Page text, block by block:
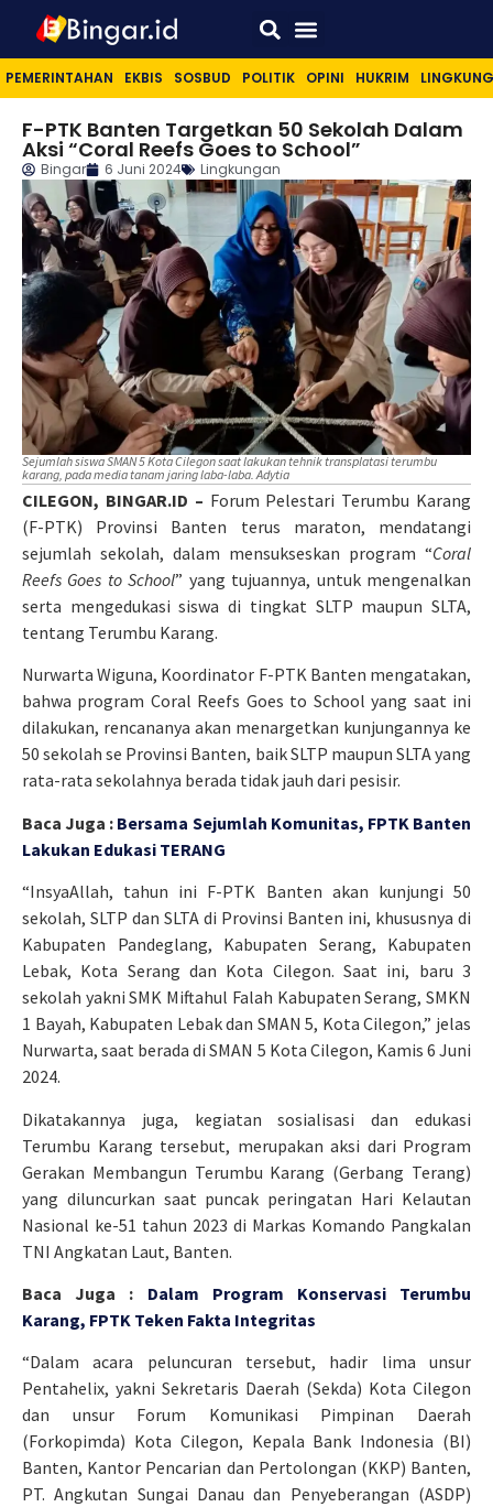
PEMERINTAHAN EKBIS SOSBUD POLITIK OPINI HUKRIM
F-PTK Banten Targetkan 50 Sekolah Dalam
Aksi “Coral Reefs Goes to School”
Bingar 6 Juni 2024 Lingkungan
Sejumlah siswa SMAN 5 Kota Cilegon saat lakukan tehnik transplatasi terumbu
karang, pada media tanam jaring laba-laba. Adytia
CILEGON, BINGAR.ID – Forum Pelestari Terumbu Karang
(F-PTK) Provinsi Banten terus maraton, mendatangi
sejumlah sekolah, dalam mensukseskan program “Coral
Reefs Goes to School” yang tujuannya, untuk mengenalkan
serta mengedukasi siswa di tingkat SLTP maupun SLTA,
tentang Terumbu Karang.
Nurwarta Wiguna, Koordinator F-PTK Banten mengatakan,
bahwa program Coral Reefs Goes to School yang saat ini
dilakukan, rencananya akan menargetkan kunjungannya ke
50 sekolah se Provinsi Banten, baik SLTP maupun SLTA yang
rata-rata sekolahnya berada tidak jauh dari pesisir.
Baca Juga : Bersama Sejumlah Komunitas, FPTK Banten
Lakukan Edukasi TERANG
“InsyaAllah, tahun ini F-PTK Banten akan kunjungi 50
sekolah, SLTP dan SLTA di Provinsi Banten ini, khususnya di
Kabupaten Pandeglang, Kabupaten Serang, Kabupaten
Lebak, Kota Serang dan Kota Cilegon. Saat ini, baru 3
sekolah yakni SMK Miftahul Falah Kabupaten Serang, SMKN
1 Bayah, Kabupaten Lebak dan SMAN 5, Kota Cilegon,” jelas
Nurwarta, saat berada di SMAN 5 Kota Cilegon, Kamis 6 Juni
2024.
Dikatakannya juga, kegiatan sosialisasi dan edukasi
Terumbu Karang tersebut, merupakan aksi dari Program
Gerakan Membangun Terumbu Karang (Gerbang Terang)
yang diluncurkan saat puncak peringatan Hari Kelautan
Nasional ke-51 tahun 2023 di Markas Komando Pangkalan
TNI Angkatan Laut, Banten.
Baca Juga : Dalam Program Konservasi Terumbu
Karang, FPTK Teken Fakta Integritas
“Dalam acara peluncuran tersebut, hadir lima unsur
Pentahelix, yakni Sekretaris Daerah (Sekda) Kota Cilegon
dan unsur Forum Komunikasi Pimpinan Daerah
(Forkopimda) Kota Cilegon, Kepala Bank Indonesia (BI)
Banten, Kantor Pencarian dan Pertolongan (KKP) Banten,
PT. Angkutan Sungai Danau dan Penyeberangan (ASDP)